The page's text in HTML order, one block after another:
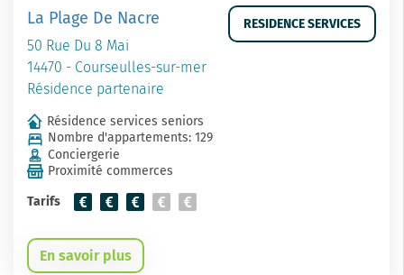
La Plage De Nacre
50 Rue Du 8 Mai
14470 - Courseulles-sur-mer
Résidence partenaire
RESIDENCE SERVICES
Résidence services seniors
Nombre d'appartements: 129
Conciergerie
Proximité commerces
Tarifs
En savoir plus